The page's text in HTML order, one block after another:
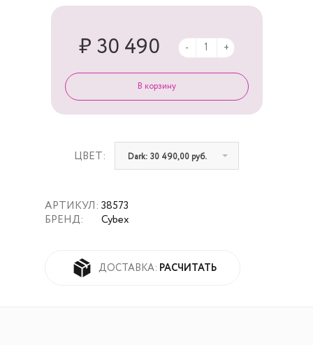
АРТИКУЛ:
БРЕНД:
38573
Cybex
ДОСТАВКА: РАСЧИТАТЬ
ЦВЕТ: Dark: 30 490,00 руб.
₽ 30 490 - +